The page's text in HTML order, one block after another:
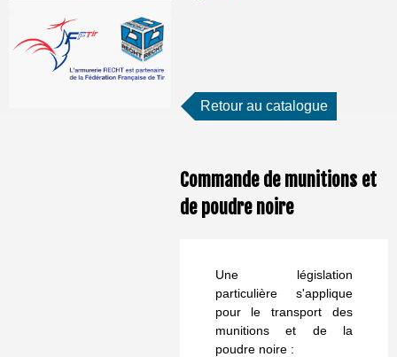
Retour au catalogue
Commande de munitions et
de poudre noire
Une législation
particulière s'applique
pour le transport des
munitions et de la
poudre noire :